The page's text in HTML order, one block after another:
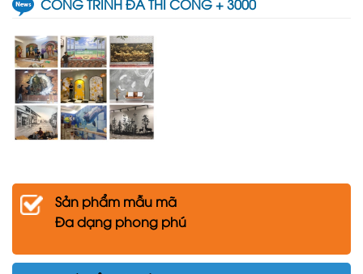
CÔNG TRÌNH ĐÃ THI CÔNG + 3000
Sản phẩm mẫu mã
Đa dạng phong phú